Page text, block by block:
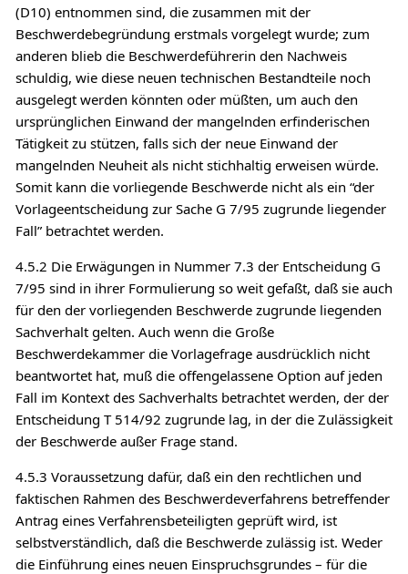
(D10) entnommen sind, die zusammen mit der
Beschwerdebegründung erstmals vorgelegt wurde; zum
anderen blieb die Beschwerdeführerin den Nachweis
schuldig, wie diese neuen technischen Bestandteile noch
ausgelegt werden könnten oder müßten, um auch den
ursprünglichen Einwand der mangelnden erfinderischen
Tätigkeit zu stützen, falls sich der neue Einwand der
mangelnden Neuheit als nicht stichhaltig erweisen würde.
Somit kann die vorliegende Beschwerde nicht als ein “der
Vorlageentscheidung zur Sache G 7/95 zugrunde liegender
Fall” betrachtet werden.
4.5.2 Die Erwägungen in Nummer 7.3 der Entscheidung G
7/95 sind in ihrer Formulierung so weit gefaßt, daß sie auch
für den der vorliegenden Beschwerde zugrunde liegenden
Sachverhalt gelten. Auch wenn die Große
Beschwerdekammer die Vorlagefrage ausdrücklich nicht
beantwortet hat, muß die offengelassene Option auf jeden
Fall im Kontext des Sachverhalts betrachtet werden, der der
Entscheidung T 514/92 zugrunde lag, in der die Zulässigkeit
der Beschwerde außer Frage stand.
4.5.3 Voraussetzung dafür, daß ein den rechtlichen und
faktischen Rahmen des Beschwerdeverfahrens betreffender
Antrag eines Verfahrensbeteiligten geprüft wird, ist
selbstverständlich, daß die Beschwerde zulässig ist. Weder
die Einführung eines neuen Einspruchsgrundes – für die